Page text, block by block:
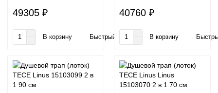
49305 ₽
В корзину Быстрый заказ
40760 ₽
В корзину